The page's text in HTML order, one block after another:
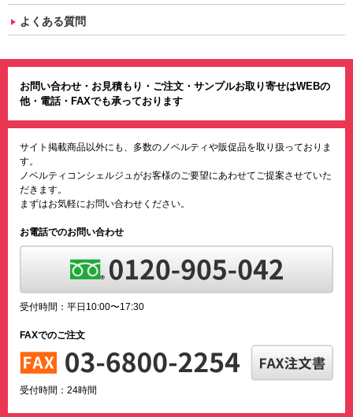
よくある質問
お問い合わせ・お見積もり・ご注文・サンプルお取り寄せはWEBの
他・電話・FAXでも承っております
サイト掲載商品以外にも、多数のノベルティや販促品を取り扱っておりま
す。
ノベルティコンシェルジュがお客様のご要望にあわせてご提案させていた
だきます。
まずはお気軽にお問い合わせください。
お電話でのお問い合わせ
受付時間：平日10:00〜17:30
FAXでのご注文
受付時間：24時間